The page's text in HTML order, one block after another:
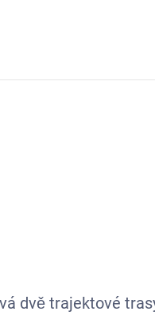
dvě trajektové